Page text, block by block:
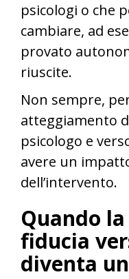
psicologi o che
cambiare, ad
provato
riuscite.
Non sempre,
atteggiamento
psicologo e
avere un
dell’intervento.
Quando
fiducia
diventa